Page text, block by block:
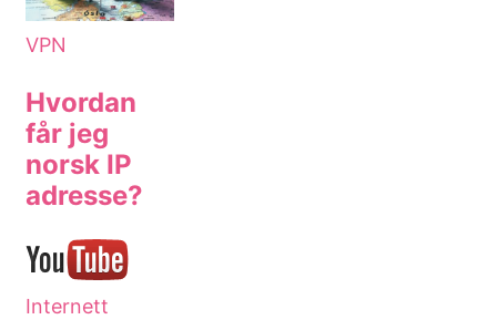
VPN
Hvordan
får jeg
norsk IP
adresse?
Internett